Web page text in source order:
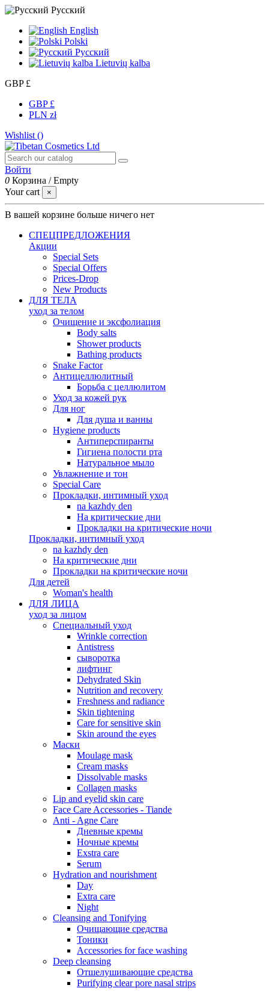
Русский
English
Polski
Русский
Lietuvių kalba
GBP £
GBP £
PLN zł
Wishlist ()
Войти
0 Корзина /Empty
Your cart
×
В вашей корзине больше ничего нет
СПЕЦПРЕДЛОЖЕНИЯ
Акции
Special Sets
Special Offers
Prices-Drop
New Products
ДЛЯ ТЕЛА
уход за телом
Oчищение и эксфолиация
Body salts
Shower products
Bathing products
Snake Factor
Антицеллюлитный
Борьба с целлюлитом
Уход за кожей рук
Для ног
Для душа и ванны
Hygiene products
Антиперспиранты
Гигиена полости рта
Натуральное мыло
Увлажнение и тон
Special Care
Прокладки, интимный уход
na kazhdy den
На критические дни
Прокладки на критические ночи
Прокладки, интимный уход
na kazhdy den
На критические дни
Прокладки на критические ночи
Для детей
Woman's health
ДЛЯ ЛИЦА
уход за лицом
Специальный уход
Wrinkle correction
Antistress
сыворотка
лифтинг
Dehydrated Skin
Nutrition and recovery
Freshness and radiance
Skin tightening
Care for sensitive skin
Skin around the eyes
Маски
Moulage mask
Cream masks
Dissolvable masks
Collagen masks
Lip and eyelid skin care
Face Care Accessories - Tiande
Anti - Agne Care
Дневные кремы
Ночные кремы
Exstra care
Serum
Hydration and nourishment
Day
Extra care
Night
Cleansing and Tonifying
Очищающие средства
Тоники
Accessories for face washing
Deep cleansing
Отшелушивающие средства
Purifying clear pore nasal strips